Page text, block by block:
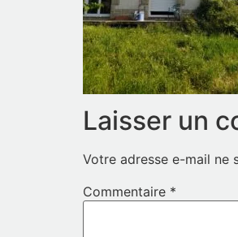
Laisser un
Votre adresse e-mail ne
Commentaire *